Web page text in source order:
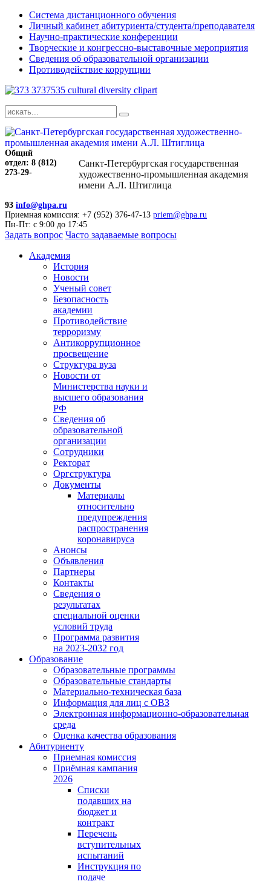
Система дистанционного обучения
Личный кабинет абитуриента/студента/преподавателя
Научно-практические конференции
Творческие и конгрессно-выставочные мероприятия
Сведения об образовательной организации
Противодействие коррупции
Санкт-Петербургская государственная
художественно-промышленная академия
имени А.Л. Штиглица
Общий
отдел: 8 (812)
273-29-
93 info@ghpa.ru
Приемная комиссия: +7 (952) 376-47-13 priem@ghpa.ru
Пн-Пт: с 9:00 до 17:45
Задать вопрос Часто задаваемые вопросы
Академия
История
Новости
Ученый совет
Безопасность
академии
Противодействие
терроризму
Антикоррупционное
просвещение
Структура вуза
Новости от
Министерства науки и
высшего образования
РФ
Сведения об
образовательной
организации
Сотрудники
Ректорат
Оргструктура
Документы
Материалы
относительно
предупреждения
распространения
коронавируса
Анонсы
Объявления
Партнеры
Контакты
Сведения о
результатах
специальной оценки
условий труда
Программа развития
на 2023-2032 год
Образование
Образовательные программы
Образовательные стандарты
Материально-техническая база
Информация для лиц с ОВЗ
Электронная информационно-образовательная
среда
Оценка качества образования
Абитуриенту
Приемная комиссия
Приёмная кампания
2026
Списки
подавших на
бюджет и
контракт
Перечень
вступительных
испытаний
Инструкция по
подаче